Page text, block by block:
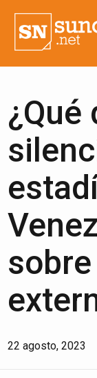
¿Qué
22 agosto, 2023